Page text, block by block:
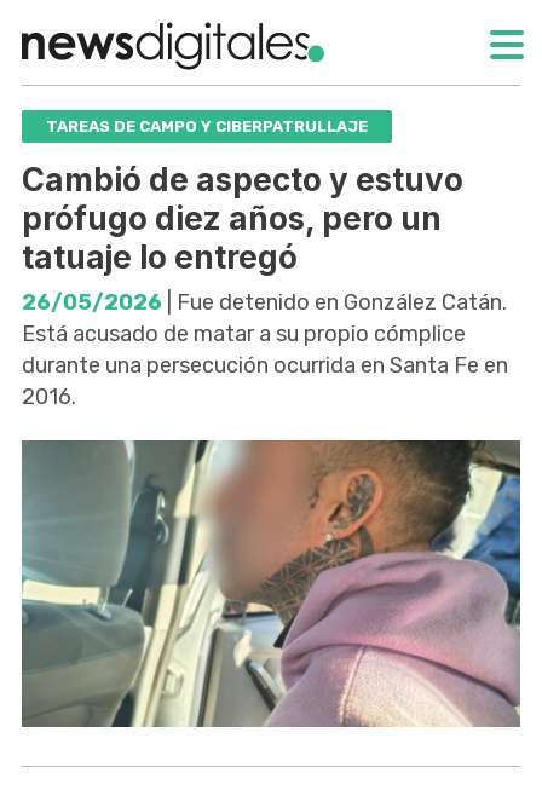
TAREAS DE CAMPO Y CIBERPATRULLAJE
Cambió de aspecto y estuvo
prófugo diez años, pero un
tatuaje lo entregó
26/05/2026 | Fue detenido en González Catán.
Está acusado de matar a su propio cómplice
durante una persecución ocurrida en Santa Fe en
2016.